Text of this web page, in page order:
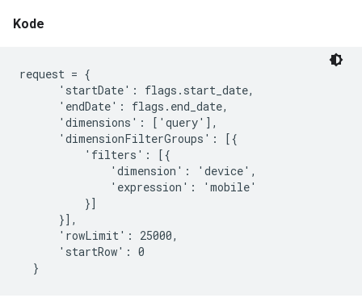
Kode
request = {
      'startDate': flags.start_date,
      'endDate': flags.end_date,
      'dimensions': ['query'],
      'dimensionFilterGroups': [{
          'filters': [{
              'dimension': 'device',
              'expression': 'mobile'
          }]
      }],
      'rowLimit': 25000,
      'startRow': 0